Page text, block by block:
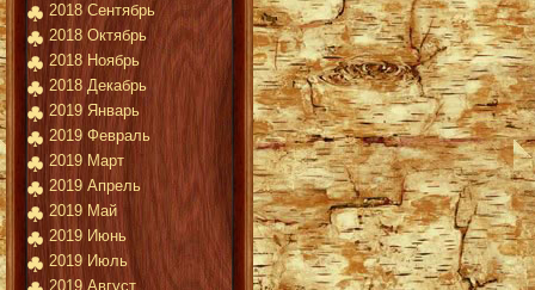
2018 Сентябрь
2018 Октябрь
2018 Ноябрь
2018 Декабрь
2019 Январь
2019 Февраль
2019 Март
2019 Апрель
2019 Май
2019 Июнь
2019 Июль
2019 Август